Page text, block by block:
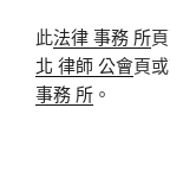
此法律 事務 所
北 律師 公會頁
事務 所 。